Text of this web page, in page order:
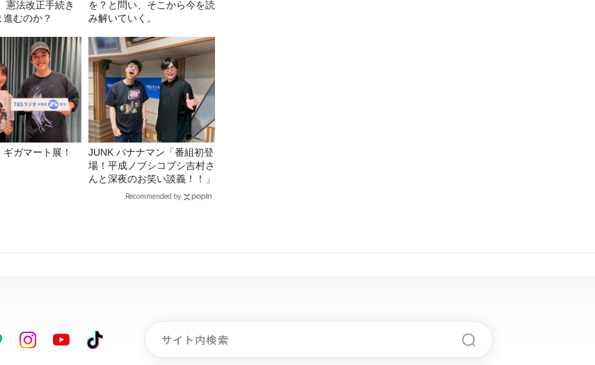
憲法改正手続き
進むのか？
を？と問い、そこから今を読
み解いていく。
ガマート展！
JUNK バナナマン「番組初登
場！平成ノブシコブシ吉村さ
んと深夜のお笑い談義！！」
Recommended by